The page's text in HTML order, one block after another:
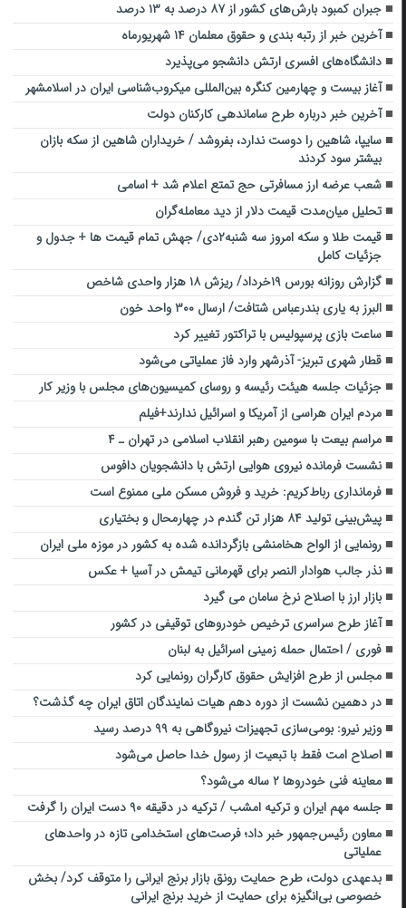
جبران کمبود بارش‌های کشور از ۸۷ درصد به ۱۳ درصد
آخرین خبر از رتبه بندی و حقوق معلمان ۱۴ شهریورماه
دانشگاه‌های افسری ارتش دانشجو می‌پذیرد
آغاز بیست و چهارمین کنگره بین‌المللی میکروب‌شناسی ایران در اسلامشهر
آخرین خبر درباره طرح ساماندهی کارکنان دولت
سایپا، شاهین را دوست ندارد، بفروشد / خریداران شاهین از سکه بازان
بیشتر سود کردند
شعب عرضه ارز مسافرتی حج تمتع اعلام شد + اسامی
تحلیل میان‌مدت قیمت دلار از دید معامله‌گران
قیمت طلا و سکه امروز سه شنبه۲دی/ جهش تمام قیمت ها + جدول و
جزئیات کامل
گزارش روزانه بورس ۱۹خرداد/ ریزش ۱۸ هزار واحدی شاخص
البرز به یاری بندرعباس شتافت/ ارسال ۳۰۰ واحد خون
ساعت بازی پرسپولیس با تراکتور تغییر کرد
قطار شهری تبریز- آذرشهر وارد فاز عملیاتی می‌شود
جزئیات جلسه هیئت رئیسه و روسای کمیسیون‌های مجلس با وزیر کار
مردم ایران هراسی از آمریکا و اسرائیل ندارند+فیلم
مراسم بیعت با سومین رهبر انقلاب اسلامی در تهران ـ ۴
نشست فرمانده نیروی هوایی ارتش با دانشجویان دافوس
فرمانداری رباط‌کریم: خرید و فروش مسکن ملی ممنوع است
پیش‌بینی تولید ۸۴ هزار تن گندم در چهارمحال و بختیاری
رونمایی از الواح هخامنشی بازگردانده شده به کشور در موزه ملی ایران
نذر جالب هوادار النصر برای قهرمانی تیمش در آسیا + عکس
بازار ارز با اصلاح نرخ سامان می گیرد
آغاز طرح سراسری ترخیص خودروهای توقیفی در کشور
فوری / احتمال حمله زمینی اسرائیل به لبنان
مجلس از طرح افزایش حقوق کارگران رونمایی کرد
در دهمین نشست از دوره دهم هیات نمایندگان اتاق ایران چه گذشت؟
وزیر نیرو: بومی‌سازی تجهیزات نیروگاهی به ۹۹ درصد رسید
اصلاح امت فقط با تبعیت از رسول خدا حاصل می‌شود
معاینه فنی خودروها ۲ ساله می‌شود؟
جلسه مهم ایران و ترکیه امشب / ترکیه در دقیقه ۹۰ دست ایران را گرفت
معاون رئیس‌جمهور خبر داد؛ فرصت‌های استخدامی تازه در واحدهای
عملیاتی
بدعهدی دولت، طرح حمایت رونق بازار برنج ایرانی را متوقف کرد/ بخش
خصوصی بی‌انگیزه برای حمایت از خرید برنج ایرانی